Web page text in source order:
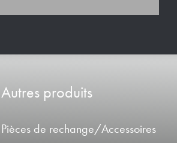
Autres produits
Pièces de rechange/Accessoires